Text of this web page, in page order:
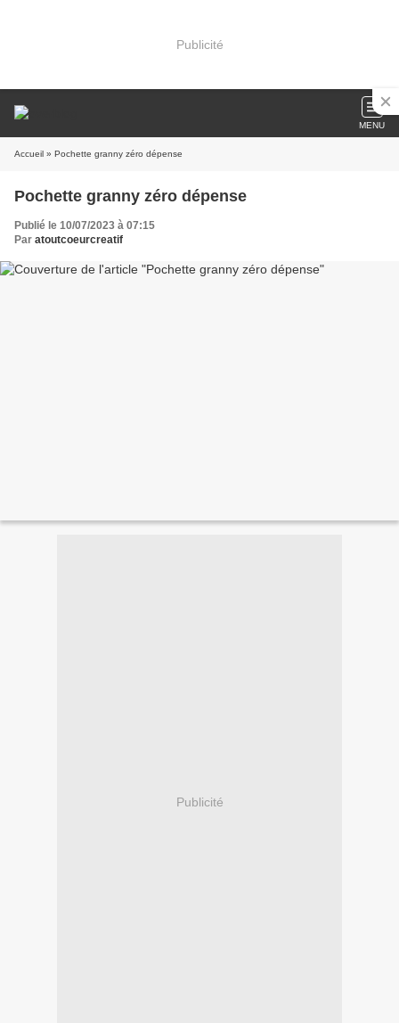
Publicité
MENU
Accueil » Pochette granny zéro dépense
Pochette granny zéro dépense
Publié le 10/07/2023 à 07:15
Par atoutcoeurcreatif
Publicité